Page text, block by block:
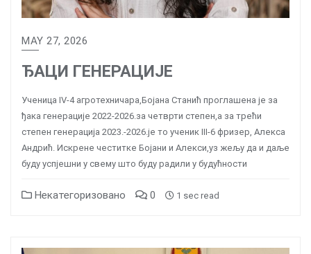
MAY 27, 2026
ЂАЦИ ГЕНЕРАЦИЈЕ
Ученица IV-4 агротехничара,Бојана Станић проглашена је за
ђака генерације 2022-2026.за четврти степен,а за трећи
степен генерација 2023.-2026.је то ученик III-6 фризер, Алекса
Андрић. Искрене честитке Бојани и Алекси,уз жељу да и даље
буду успјешни у свему што буду радили у будућности
Некатегоризовано 0 1 sec read